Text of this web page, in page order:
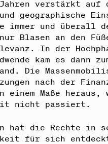
verstärkt auf
geographische
immer und überall
Blasen an den
In der
kam es
Die
nach der
Maße heraus,
nicht passiert.
hat die Rechte in
für sich